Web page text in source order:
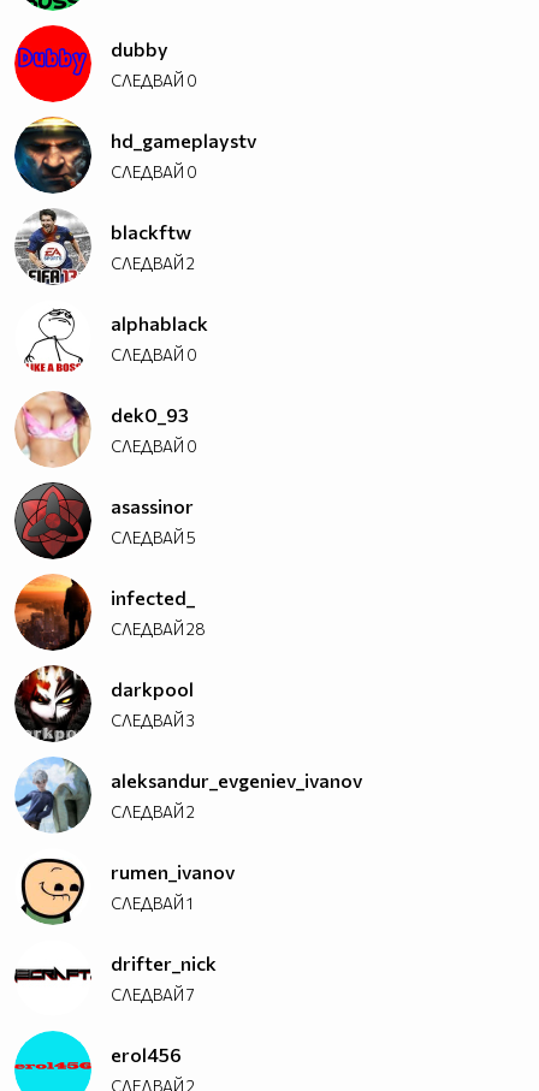
dubby
СЛЕДВАЙ 0
hd_gameplaystv
СЛЕДВАЙ 0
blackftw
СЛЕДВАЙ2
alphablack
СЛЕДВАЙ 0
dek0_93
СЛЕДВАЙ 0
asassinor
СЛЕДВАЙ5
infected_
СЛЕДВАЙ28
darkpool
СЛЕДВАЙ3
aleksandur_evgeniev_ivanov
СЛЕДВАЙ2
rumen_ivanov
СЛЕДВАЙ1
drifter_nick
СЛЕДВАЙ7
erol456
СЛЕДВАЙ2